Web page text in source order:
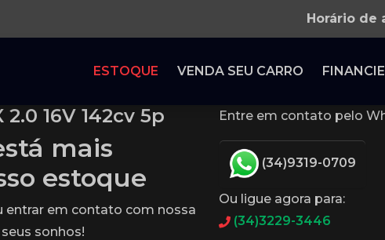
Horário de
ESTOQUE VENDA SEU CARRO FINANCIE
16V 142cv 5p
mais
estoque
entrar em contato com nossa
sonhos!
Entre em contato pelo
(34)9319-0709
Ou ligue agora para:
(34)3229-3446